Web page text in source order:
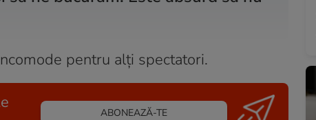
pentru alți spectatori.
ABONEAZĂ-TE